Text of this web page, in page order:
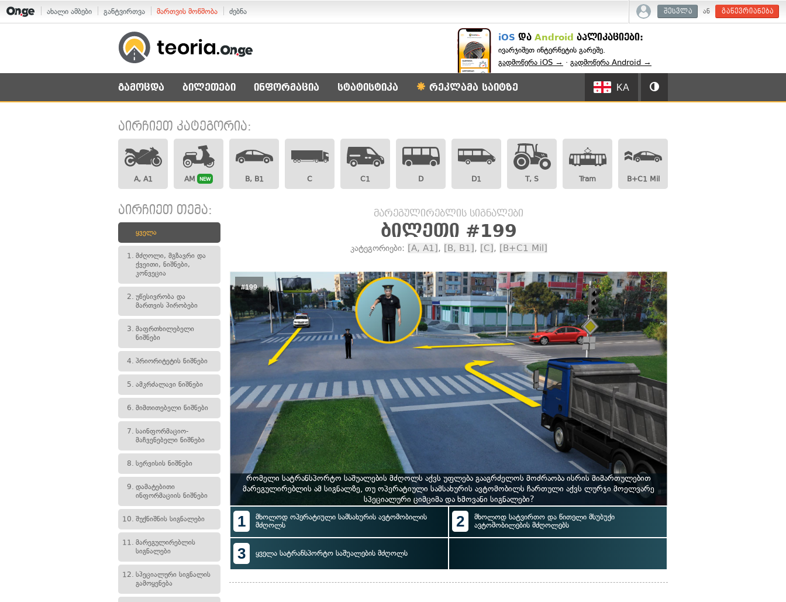
ახალი ამბები განტვირთვა მართვის მოწმობა ძებნა შესვლა ან გაწევრიანება
iOS და Android აპლიკაციები:
ივარჯიშეთ ინტერნეტის გარეშე.
გადმოწერა iOS → · გადმოწერა Android →
გამოცდა ბილეთები ინფორმაცია სტატისტიკა რეკლამა საიტზე KA
აირჩიეთ კატეგორია:
A, A1 AM NEW B, B1 C C1 D D1 T, S Tram B+C1 Mil
აირჩიეთ თემა:
ყველა
1. მძღოლი, მგზავრი და
ქვეითი, ნიშნები,
კონვეცია
2. უწესივრობა და
მართვის პირობები
3. მაფრთხილებელი
ნიშნები
4. პრიორიტეტის ნიშნები
5. ამკრძალავი ნიშნები
6. მიმთითებელი ნიშნები
7. საინფორმაციო-
მაჩვენებელი ნიშნები
8. სერვისის ნიშნები
9. დამატებითი
ინფორმაციის ნიშნები
10. შუქნიშნის სიგნალები
11. მარეგულირებლის
სიგნალები
12. სპეციალური სიგნალის
გამოყენება
მარეგულირებლის სიგნალები
ბილეთი #199
კატეგორიები: [A, A1], [B, B1], [C], [B+C1 Mil]
#199
რომელი სატრანსპორტო საშუალების მძღოლს აქვს უფლება გააგრძელოს მოძრაობა ისრის მიმართულებით
მარეგულირებლის ამ სიგნალზე, თუ ოპერატიული სამსახურის ავტომობილს ჩართული აქვს ლურჯი მოელვარე
სპეციალური ციმციმა და ხმოვანი სიგნალები?
1
მხოლოდ ოპერატიული სამსახურის ავტომობილის
მძღოლს
2
მხოლოდ სატვირთო და წითელი მსუბუქი
ავტომობილების მძღოლებს
3 ყველა სატრანსპორტო საშუალების მძღოლს